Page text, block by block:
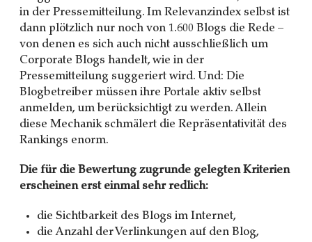
in der Pressemitteilung. Im Relevanzindex selbst ist
dann plötzlich nur noch von 1.600 Blogs die Rede –
von denen es sich auch nicht ausschließlich um
Corporate Blogs handelt, wie in der
Pressemitteilung suggeriert wird. Und: Die
Blogbetreiber müssen ihre Portale aktiv selbst
anmelden, um berücksichtigt zu werden. Allein
diese Mechanik schmälert die Repräsentativität des
Rankings enorm.
Die für die Bewertung zugrunde gelegten Kriterien
erscheinen erst einmal sehr redlich:
die Sichtbarkeit des Blogs im Internet,
die Anzahl der Verlinkungen auf den Blog,